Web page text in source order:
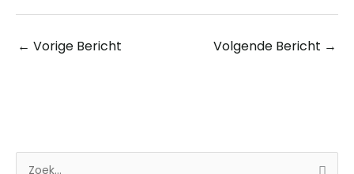
← Vorige Bericht Volgende Bericht →